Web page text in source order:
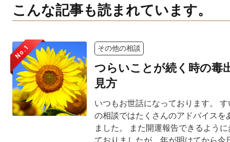
こんな記事も読まれています。
No.1 その他の相談
つらいことが続く時の毒
見方
いつもお世話になっております。
の相談ではたくさんのアドバイスを
ました。 また開運報告できるよう